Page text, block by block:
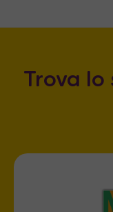
Trova